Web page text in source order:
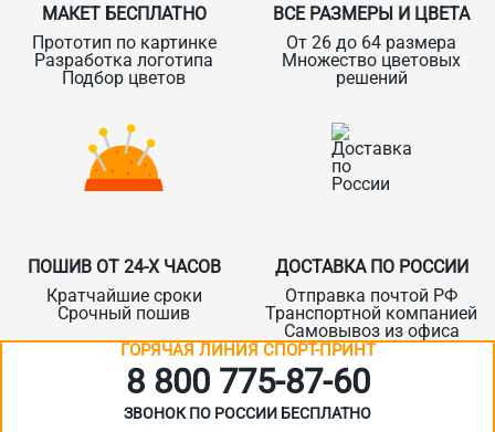
МАКЕТ БЕСПЛАТНО
Прототип по картинке
Разработка логотипа
Подбор цветов
ВСЕ РАЗМЕРЫ И ЦВЕТА
От 26 до 64 размера
Множество цветовых
решений
ПОШИВ ОТ 24-Х ЧАСОВ
Кратчайшие сроки
Срочный пошив
ДОСТАВКА ПО РОССИИ
Отправка почтой РФ
Транспортной компанией
Самовывоз из офиса
ГОРЯЧАЯ ЛИНИЯ СПОРТ-ПРИНТ
8 800 775‑87-60
ЗВОНОК ПО РОССИИ БЕСПЛАТНО